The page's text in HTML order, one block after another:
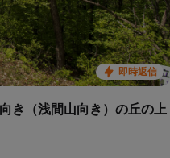
即時返信
き（浅間山向き）の丘の上